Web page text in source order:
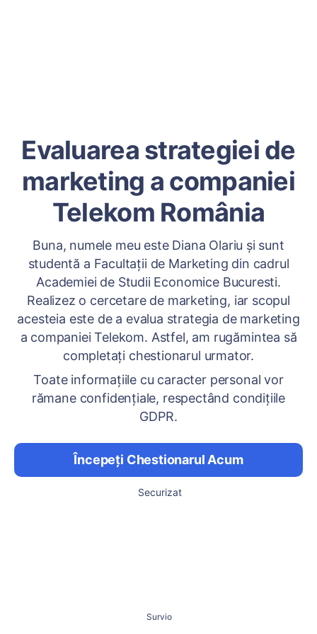
Evaluarea strategiei de
marketing a companiei
Telekom România
Buna, numele meu este Diana Olariu și sunt
studentă a Facultații de Marketing din cadrul
Academiei de Studii Economice Bucuresti.
Realizez o cercetare de marketing, iar scopul
acesteia este de a evalua strategia de marketing
a companiei Telekom. Astfel, am rugămintea să
completați chestionarul urmator.
Toate informațiile cu caracter personal vor
rămane confidențiale, respectând condițiile
GDPR.
Începeți Chestionarul Acum
Securizat
Survio